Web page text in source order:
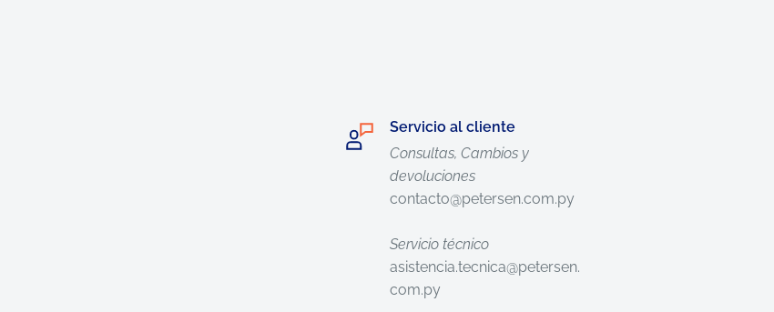
Servicio al cliente
Consultas, Cambios y
devoluciones
contacto@petersen.com.py
Servicio técnico
asistencia.tecnica@petersen.
com.py